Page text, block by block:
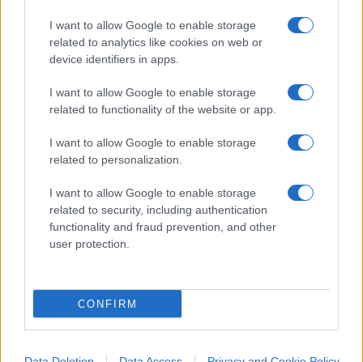
I want to allow Google to enable storage
related to analytics like cookies on web or
device identifiers in apps.
I want to allow Google to enable storage
related to functionality of the website or app.
I want to allow Google to enable storage
related to personalization.
I want to allow Google to enable storage
related to security, including authentication
functionality and fraud prevention, and other
user protection.
CONFIRM
niente, che la spartizione ha da essere paritaria.
Con gli eredi della tradizione leninista? Povero
La sinistra invece ce l’ha e difende le sue radici.
Ha proclamato come prima cosa dopo la sua
rielezione il governatore emilianoBonaccini
subito lo ius soli, ne abbiamo bisogno. In una
città priva di porti di sbarco, priva del mare. Ma
sbarcare ogni giorno e smistati dal premier che
non c’è,Giuseppi Conte, sette volte a Taranto,